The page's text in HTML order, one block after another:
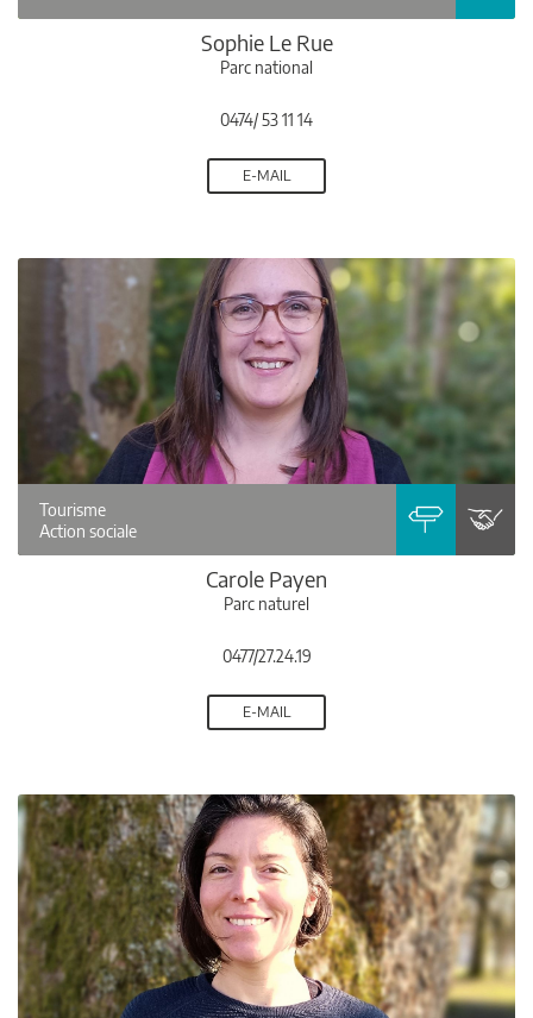
Sophie Le Rue
Parc national
0474/ 53 11 14
E-MAIL
Tourisme
Action sociale
Carole Payen
Parc naturel
0477/27.24.19
E-MAIL